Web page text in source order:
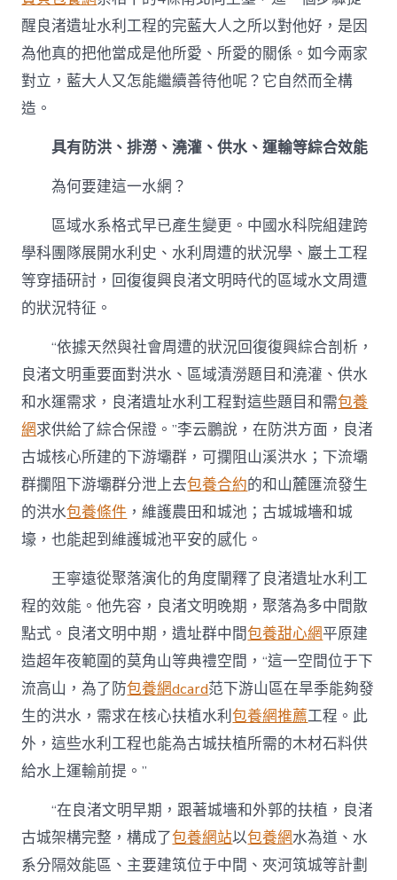
醒良渚遺址水利工程的完藍大人之所以對他好，是因
為他真的把他當成是他所愛、所愛的關係。如今兩家
對立，藍大人又怎能繼續善待他呢？它自然而全構
造。
具有防洪、排澇、澆灌、供水、運輸等綜合效能
為何要建這一水網？
區域水系格式早已產生變更。中國水科院組建跨
學科團隊展開水利史、水利周遭的狀況學、巖土工程
等穿插研討，回復復興良渚文明時代的區域水文周遭
的狀況特征。
“依據天然與社會周遭的狀況回復復興綜合剖析，
良渚文明重要面對洪水、區域漬澇題目和澆灌、供水
和水運需求，良渚遺址水利工程對這些題目和需包養
網求供給了綜合保證。”李云鵬說，在防洪方面，良渚
古城核心所建的下游壩群，可攔阻山溪洪水；下流壩
群攔阻下游壩群分泄上去包養合約的和山麓匯流發生
的洪水包養條件 ，維護農田和城池；古城城墻和城
壕，也能起到維護城池平安的感化。
王寧遠從聚落演化的角度闡釋了良渚遺址水利工
程的效能。他先容，良渚文明晚期，聚落為多中間散
點式。良渚文明中期，遺址群中間包養甜心網平原建
造超年夜範圍的莫角山等典禮空間，“這一空間位于下
流高山，為了防包養網dcard范下游山區在旱季能夠發
生的洪水，需求在核心扶植水利包養網推薦工程。此
外，這些水利工程也能為古城扶植所需的木材石料供
給水上運輸前提。”
“在良渚文明早期，跟著城墻和外郭的扶植，良渚
古城架構完整，構成了包養網站以包養網水為道、水
系分隔效能區、主要建筑位于中間、夾河筑城等計劃